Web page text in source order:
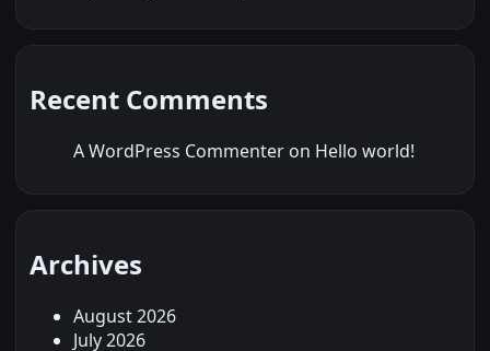
Recent Comments
A WordPress Commenter on Hello world!
Archives
August 2026
July 2026